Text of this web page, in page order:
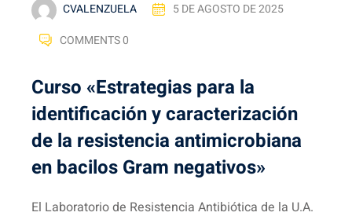
CVALENZUELA
5 DE AGOSTO DE 2025
COMMENTS 0
Curso «Estrategias para la
identificación y caracterización
de la resistencia antimicrobiana
en bacilos Gram negativos»
El Laboratorio de Resistencia Antibiótica de la U.A.